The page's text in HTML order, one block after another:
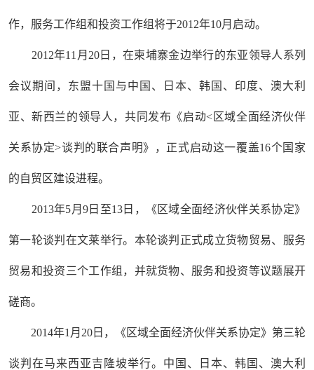
作，服务工作组和投资工作组将于2012年10月启动。
2012年11月20日，在柬埔寨金边举行的东亚领导人系列
会议期间，东盟十国与中国、日本、韩国、印度、澳大利
亚、新西兰的领导人，共同发布《启动<区域全面经济伙伴
关系协定>谈判的联合声明》，正式启动这一覆盖16个国家
的自贸区建设进程。
2013年5月9日至13日，《区域全面经济伙伴关系协定》
第一轮谈判在文莱举行。本轮谈判正式成立货物贸易、服务
贸易和投资三个工作组，并就货物、服务和投资等议题展开
磋商。
2014年1月20日，《区域全面经济伙伴关系协定》第三轮
谈判在马来西亚吉隆坡举行。中国、日本、韩国、澳大利